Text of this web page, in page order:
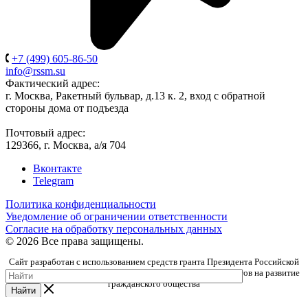
+7 (499) 605-86-50
info@rssm.su
Фактический адрес:
г. Москва, Ракетный бульвар, д.13 к. 2, вход с обратной
стороны дома от подъезда
Почтовый адрес:
129366, г. Москва, а/я 704
Вконтакте
Telegram
Политика конфиденциальности
Уведомление об ограничении ответственности
Согласие на обработку персональных данных
© 2026 Все права защищены.
Сайт разработан с использованием средств гранта Президента Российской
Федерации, предоставленного Фондом президентских грантов на развитие
гражданского общества
Найти